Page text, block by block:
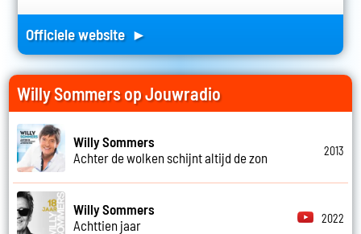
Officiele website ►
Willy Sommers op Jouwradio
Willy Sommers
Achter de wolken schijnt altijd de zon
2013
Willy Sommers
Achttien jaar
2022